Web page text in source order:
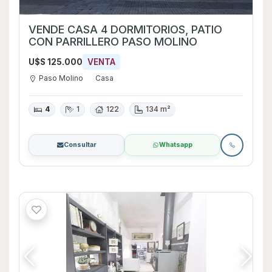
VENDE CASA 4 DORMITORIOS, PATIO
CON PARRILLERO PASO MOLINO
U$S 125.000 VENTA
Paso Molino Casa
4 1 122 134 m²
Consultar Whatsapp